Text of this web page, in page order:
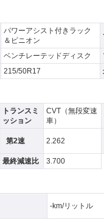
パワーアシスト付きラック
＆ピニオン
ベンチレーテッドディスク
215/50R17
トランスミ
ッション
CVT（無段変速
車）
第2速 2.262
最終減速比 3.700
-km/リットル